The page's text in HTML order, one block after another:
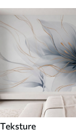
Teksture